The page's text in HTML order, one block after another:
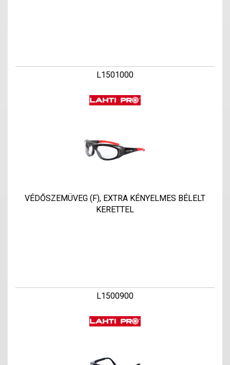
L1501000
VÉDŐSZEMÜVEG (F), EXTRA KÉNYELMES BÉLELT
KERETTEL
L1500900